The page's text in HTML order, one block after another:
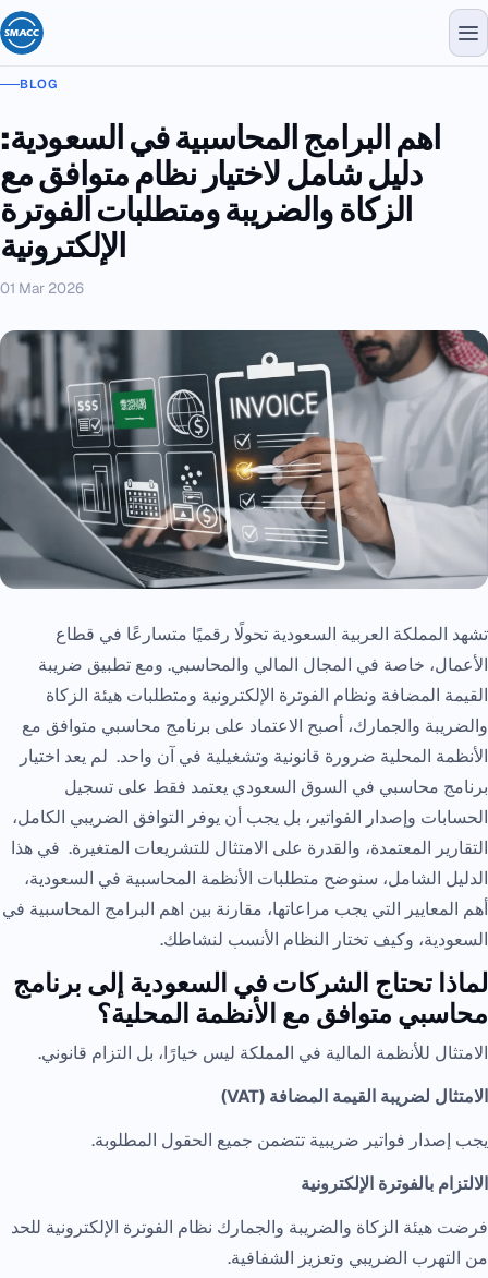
BLOG
اهم البرامج المحاسبية في السعودية:
دليل شامل لاختيار نظام متوافق مع
الزكاة والضريبة ومتطلبات الفوترة
الإلكترونية
01 Mar 2026
تشهد المملكة العربية السعودية تحولًا رقميًا متسارعًا في قطاع
الأعمال، خاصة في المجال المالي والمحاسبي. ومع تطبيق ضريبة
القيمة المضافة ونظام الفوترة الإلكترونية ومتطلبات هيئة الزكاة
والضريبة والجمارك، أصبح الاعتماد على برنامج محاسبي متوافق مع
الأنظمة المحلية ضرورة قانونية وتشغيلية في آن واحد. لم يعد اختيار
برنامج محاسبي في السوق السعودي يعتمد فقط على تسجيل
الحسابات وإصدار الفواتير، بل يجب أن يوفر التوافق الضريبي الكامل،
التقارير المعتمدة، والقدرة على الامتثال للتشريعات المتغيرة. في هذا
الدليل الشامل، سنوضح متطلبات الأنظمة المحاسبية في السعودية،
أهم المعايير التي يجب مراعاتها، مقارنة بين اهم البرامج المحاسبية في
السعودية، وكيف تختار النظام الأنسب لنشاطك.
لماذا تحتاج الشركات في السعودية إلى برنامج
محاسبي متوافق مع الأنظمة المحلية؟
الامتثال للأنظمة المالية في المملكة ليس خيارًا، بل التزام قانوني.
الامتثال لضريبة القيمة المضافة (VAT)
يجب إصدار فواتير ضريبية تتضمن جميع الحقول المطلوبة.
الالتزام بالفوترة الإلكترونية
فرضت هيئة الزكاة والضريبة والجمارك نظام الفوترة الإلكترونية للحد
من التهرب الضريبي وتعزيز الشفافية.